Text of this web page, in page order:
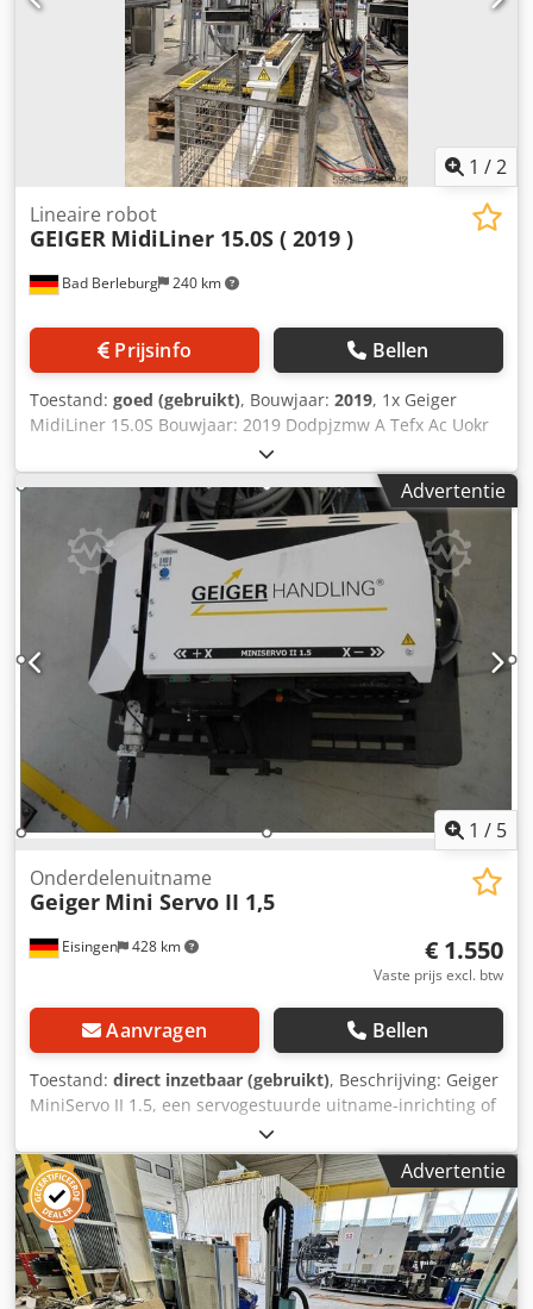
1 /2
Bad Berleburg 240 km
Lineaire robot
GEIGER MidiLiner 15.0S ( 2019 )
Prijsinfo Bellen
Toestand: goed (gebruikt), Bouwjaar: 2019, 1x Geiger
MidiLiner 15.0S Bouwjaar: 2019 Dodpjzmw A Tefx Ac Uokr
Advertentie
1 / 5
Eisingen 428 km
Onderdelenuitname
Geiger Mini Servo II 1,5
€ 1.550
Vaste prijs excl. btw
Aanvragen Bellen
Toestand: direct inzetbaar (gebruikt), Beschrijving: Geiger
MiniServo II 1.5, een servogestuurde uitname-inrichting of
een angussnijder, speciaal ontworpen voor gebruik op
spuitgietmachines. Het apparaat dient om angussen of
kleine, afgewerkte onderdelen snel en nauwkeurig uit de
matrijs te verwijderen en op een bepaalde plek te
plaatsen. Draaiafstand (A): 0-105° Uitschuifslag (X): 300 mm
met lineaire geleiding en tandheugel Verticale/horizontale
slag (Y/Z): 800 mm, lineaire geleiding en tandheugel
Advertentie